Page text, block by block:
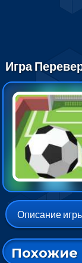
Игра
Описание
Похожие